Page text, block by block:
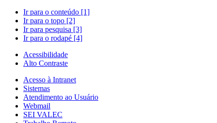
Ir para o conteúdo [1]
Ir para o topo [2]
Ir para pesquisa [3]
Ir para o rodapé [4]
Acessibilidade
Alto Contraste
Acesso à Intranet
Sistemas
Atendimento ao Usuário
Webmail
SEI VALEC